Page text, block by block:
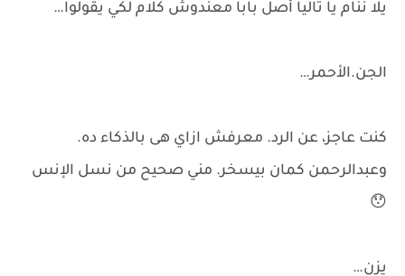
يلا ننام يا تاليا أصل بابا معندوش كلام لكي يقولوا…
الجن.الأحمر…
كنت عاجز، عن الرد. معرفش ازاي هى بالذكاء ده.
وعبدالرحمن كمان بيسخر. مني صحيح من نسل الإنس
😯
يزن…